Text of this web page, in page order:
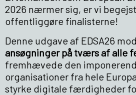
2026 nærmer sig, er vi
offentliggøre finalisterne!
Denne udgave af EDSA26
ansøgninger på tværs af alle
fremhævede den
organisationer fra hele
styrke digitale færdigheder